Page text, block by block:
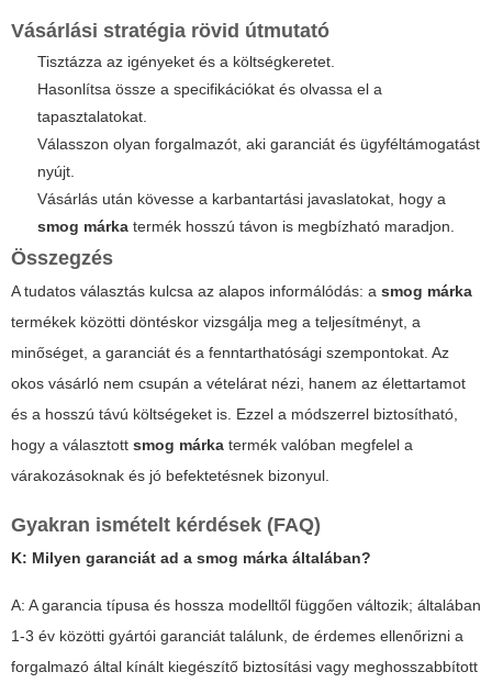
Vásárlási stratégia rövid útmutató
Tisztázza az igényeket és a költségkeretet.
Hasonlítsa össze a specifikációkat és olvassa el a
tapasztalatokat.
Válasszon olyan forgalmazót, aki garanciát és ügyféltámogatást
nyújt.
Vásárlás után kövesse a karbantartási javaslatokat, hogy a
smog márka termék hosszú távon is megbízható maradjon.
Összegzés
A tudatos választás kulcsa az alapos informálódás: a smog márka
termékek közötti döntéskor vizsgálja meg a teljesítményt, a
minőséget, a garanciát és a fenntarthatósági szempontokat. Az
okos vásárló nem csupán a vételárat nézi, hanem az élettartamot
és a hosszú távú költségeket is. Ezzel a módszerrel biztosítható,
hogy a választott smog márka termék valóban megfelel a
várakozásoknak és jó befektetésnek bizonyul.
Gyakran ismételt kérdések (FAQ)
K: Milyen garanciát ad a smog márka általában?
A: A garancia típusa és hossza modelltől függően változik; általában
1-3 év közötti gyártói garanciát találunk, de érdemes ellenőrizni a
forgalmazó által kínált kiegészítő biztosítási vagy meghosszabbított